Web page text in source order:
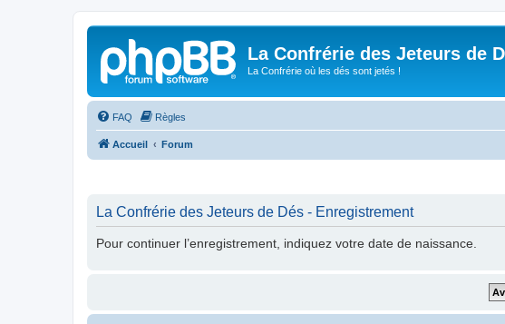
La Confrérie des Jeteurs de
La Confrérie où les dés sont jetés !
FAQ Règles
Accueil Forum
La Confrérie des Jeteurs de Dés - Enregistrement
Pour continuer l’enregistrement, indiquez votre date de naissance.